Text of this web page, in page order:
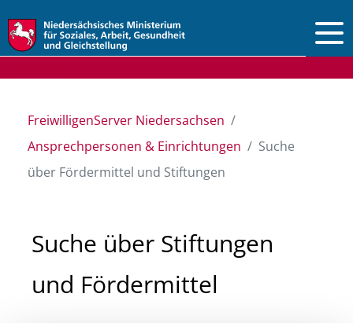
FreiwilligenServer Niedersachsen
Ansprechpersonen & Einrichtungen
Suche
über Fördermittel und Stiftungen
Suche über Stiftungen
und Fördermittel